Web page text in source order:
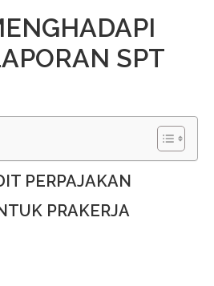
SPT
PERPAJAKAN
PRAKERJA